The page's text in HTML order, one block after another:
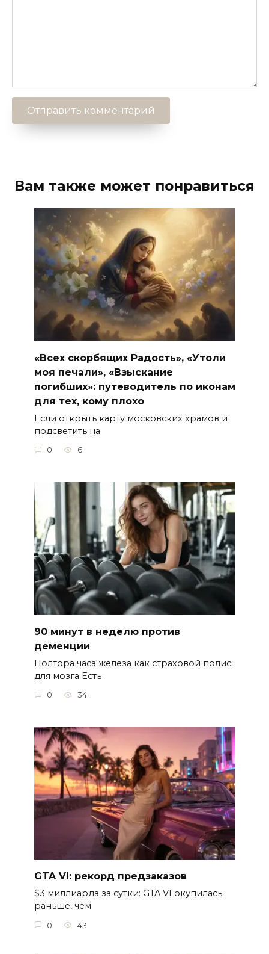
Вам также может понравиться
«Всех скорбящих Радость», «Утоли
моя печали», «Взыскание
погибших»: путеводитель по иконам
для тех, кому плохо
Если открыть карту московских храмов и
подсветить на
0 6
90 минут в неделю против
деменции
Полтора часа железа как страховой полис
для мозга Есть
0 34
GTA VI: рекорд предзаказов
$3 миллиарда за сутки: GTA VI окупилась
раньше, чем
0 43